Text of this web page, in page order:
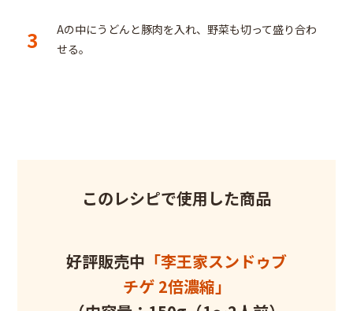
3
Aの中にうどんと豚肉を入れ、野菜も切って盛り合わ
せる。
このレシピで使用した商品
好評販売中 「李王家スンドゥブ
チゲ 2倍濃縮」